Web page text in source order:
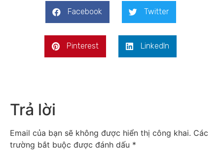
Facebook Twitter
Pinterest LinkedIn
Trả lời
Email của bạn sẽ không được hiển thị công khai. Các
trường bắt buộc được đánh dấu *